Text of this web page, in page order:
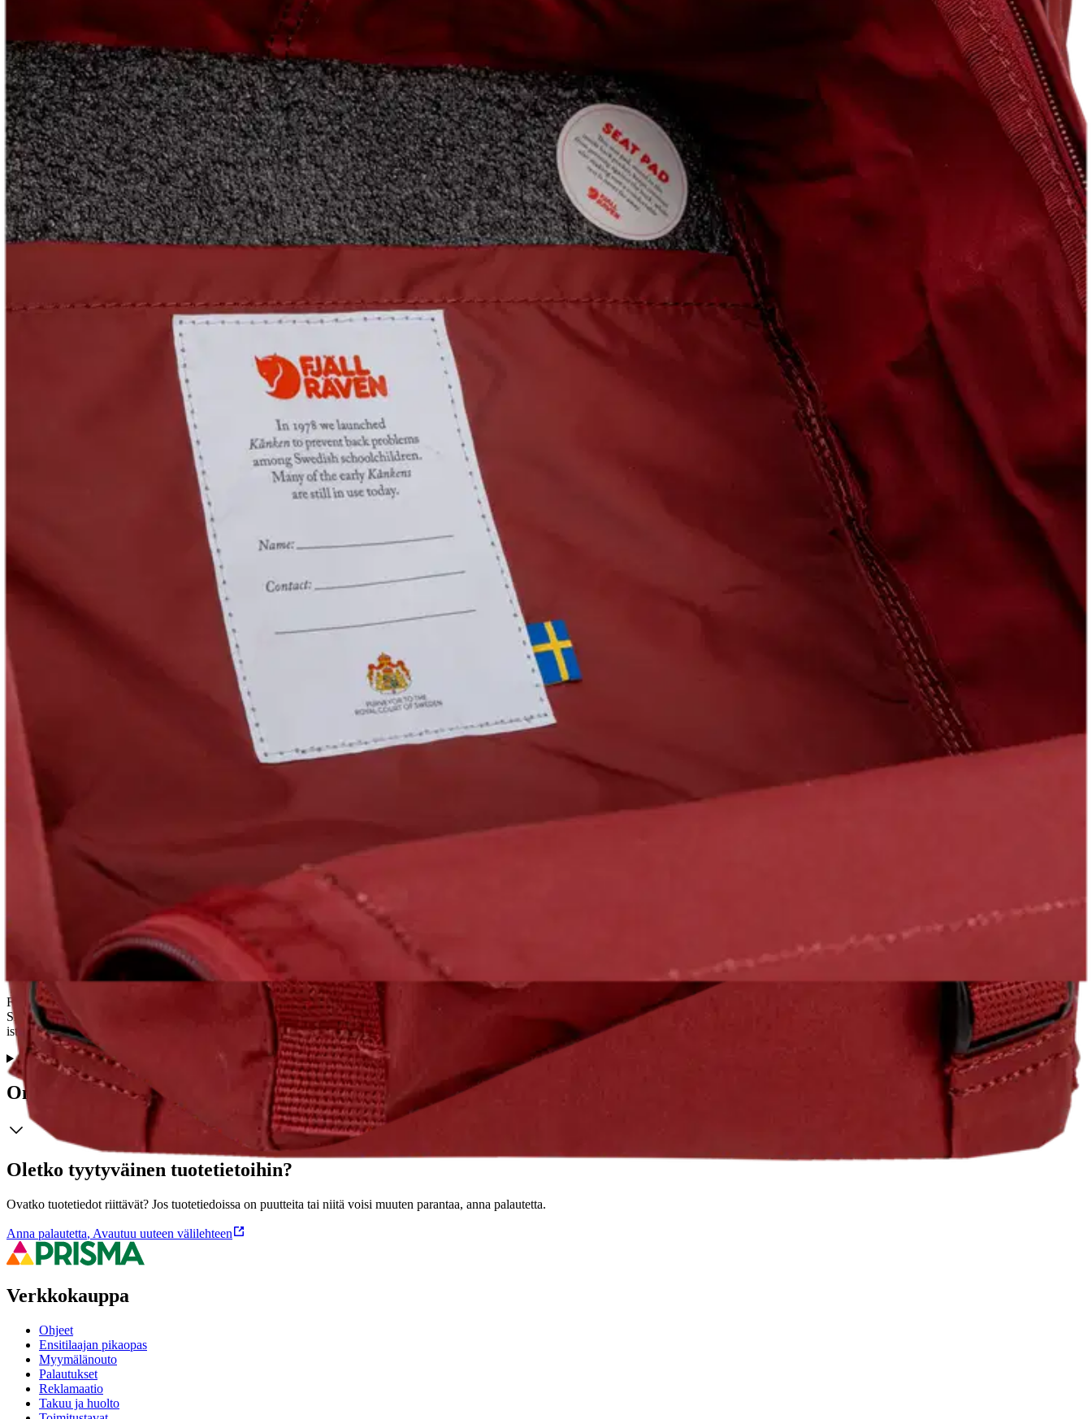
Fjällräven reppu Kånken
Ilmainen toimitus yli 100 €:n tilauksille Postin pakettiautomaattiin tai palvelupisteeseen!
Etu ei koske Suuri‑lisäpalvelulla toimitettavia tuotteita.
Tarkista myymäläsaatavuus
Ei saatavilla
Tuotekuvaus
Fjällrävenin klassinen Kånken-reppu on valmistettu kestävästä ja vettähylkivästä Vinylon F -kankaasta. Reppua kiertävän, kahteen suuntaan avautuvan vetoketjun ansiosta päälokeron voi avata kokonaan.
Sivuilla on litteät avotaskut ja edessä vetoketjutasku. Kapeiden olkahihnojen pituutta voi säätää. Yläosassa on kantokahvat, jotka saa yhdistettyä toisiinsa painonapilla. Irrotettava selkäpehmuste toimii myös
istuinalustana. Etuosaa koristava logo on heijastava. Korkeus 38 cm, leveys 27 cm, syvyys 13 cm. Tilavuus 16 litraa.
Ominaisuudet
Oletko tyytyväinen tuotetietoihin?
Ovatko tuotetiedot riittävät? Jos tuotetiedoissa on puutteita tai niitä voisi muuten parantaa, anna palautetta.
Anna palautetta, Avautuu uuteen välilehteen
Verkkokauppa
Ohjeet
Ensitilaajan pikaopas
Myymälänouto
Palautukset
Reklamaatio
Takuu ja huolto